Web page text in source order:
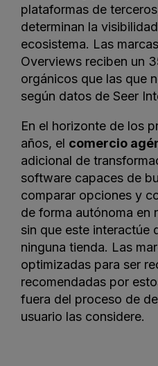
plataformas de
determinan la
ecosistema. Las
Overviews reciben un
orgánicos que las que
según datos de Seer
En el horizonte de los
años, el comercio
adicional de
software capaces de
comparar opciones y
de forma autónoma en
sin que este interactúe
ninguna tienda. Las
optimizadas para ser
recomendadas por
fuera del proceso de
usuario las considere.